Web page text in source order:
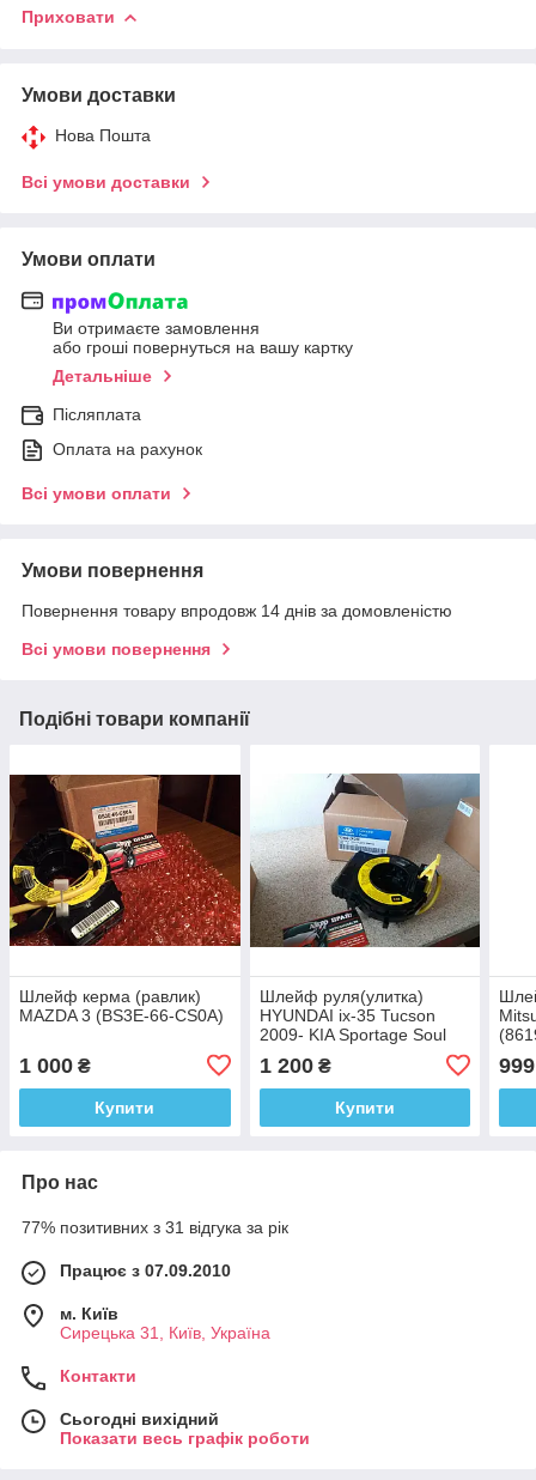
Приховати
Умови доставки
Нова Пошта
Всі умови доставки
Умови оплати
Ви отримаєте замовлення
або гроші повернуться на вашу картку
Детальніше
Післяплата
Оплата на рахунок
Всі умови оплати
Умови повернення
Повернення товару впродовж 14 днів за домовленістю
Всі умови повернення
Подібні товари компанії
Шлейф керма (равлик)
MAZDA 3 (BS3E-66-CS0A)
1 000 ₴
Купити
Шлейф руля(улитка)
HYUNDAI ix-35 Tucson
2009- KIA Sportage Soul
1 200₴
Купити
999
Про нас
77% позитивних з 31 відгука за рік
Працює з 07.09.2010
м. Київ
Сирецька 31, Київ, Україна
Контакти
Сьогодні вихідний
Показати весь графік роботи